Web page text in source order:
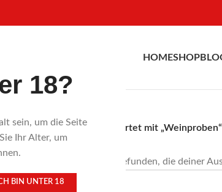
18?
sein, um die Seite
Ihr Alter, um
BIN UNTER 18
HOMESHOP
Start/Produkte verschlagwortet mit „Weinproben“
Es wurden keine Produkte gefunden, die deiner